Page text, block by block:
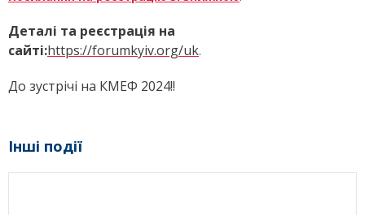
Деталі та реєстрація на
сайті:https://forumkyiv.org/uk.
До зустрічі на КМЕФ 2024!!
Інші події